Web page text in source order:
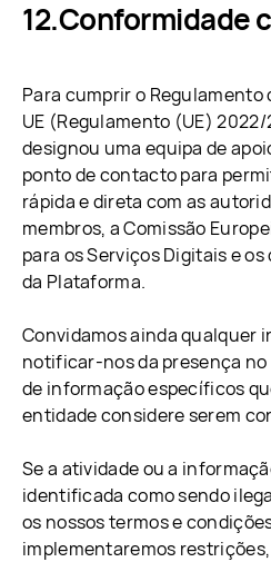
Conformidade
Para cumprir o Regulamento
UE (Regulamento (UE) 2022/
designou uma equipa de
ponto de contacto para
rápida e direta com as
membros, a Comissão
para os Serviços Digitais e
da Plataforma.
Convidamos ainda qualquer
notificar-nos da presença
de informação específicos
entidade considere serem
Se a atividade ou a
identificada como sendo
os nossos termos e
implementaremos